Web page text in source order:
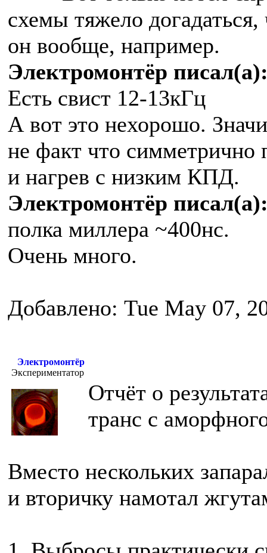
схемы тяжело
он вообще, например.
Электромонтёр
Есть свист 12-13кГц
А вот это нехорошо.
не факт что
и нагрев с низким КПД.
Электромонтёр
полка миллера ~400нс.
Очень много.
Добавлено: Tue May 07,
Электромонтёр
Экспериментатор
Отчёт о
транс с
Вместо нескольких
и вторичку намотал